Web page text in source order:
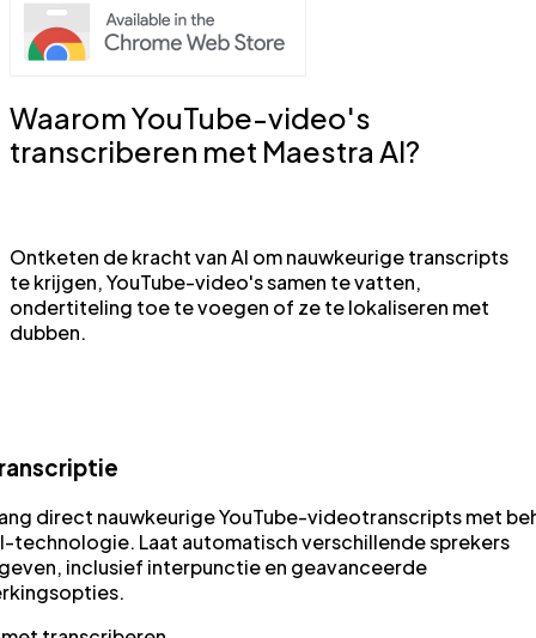
Waarom YouTube-video's
transcriberen met Maestra AI?
Ontketen de kracht van AI om nauwkeurige transcripts
te krijgen, YouTube-video's samen te vatten,
ondertiteling toe te voegen of ze te lokaliseren met
dubben.
direct nauwkeurige YouTube-videotranscripts met
technologie. Laat automatisch verschillende sprekers
inclusief interpunctie en geavanceerde